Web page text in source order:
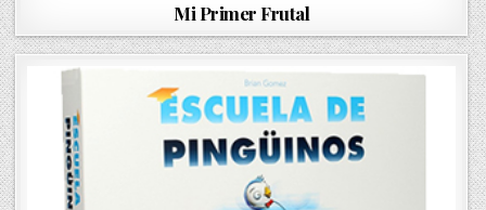
t
e
i
n
Mi Primer Frutal